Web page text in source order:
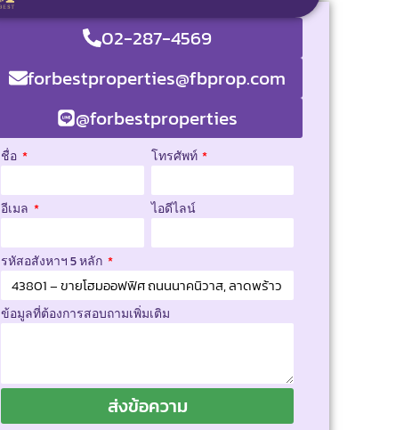
02-287-4569
forbestproperties@fbprop.com
@forbestproperties
ชื่อ โทรศัพท์
อีเมล ไอดีไลน์
รหัสอสังหาฯ 5 หลัก
ข้อมูลที่ต้องการสอบถามเพิ่มเติม
ส่งข้อความ